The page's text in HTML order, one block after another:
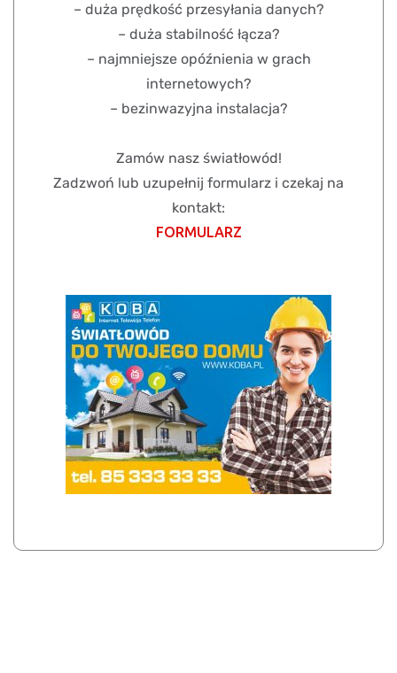
– duża prędkość przesyłania danych?
– duża stabilność łącza?
– najmniejsze opóźnienia w grach
internetowych?
– bezinwazyjna instalacja?
Zamów nasz światłowód!
Zadzwoń lub uzupełnij formularz i czekaj na
kontakt:
FORMULARZ